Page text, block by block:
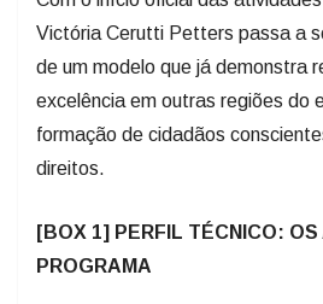
Victória Cerutti Petters passa a
de um modelo que já demonstra
excelência em outras regiões do
formação de cidadãos
direitos.
[BOX 1] PERFIL TÉCNICO:
PROGRAMA